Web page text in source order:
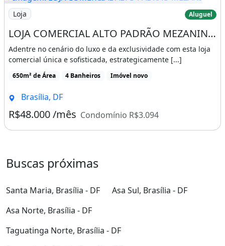
Imagem: LOJA COMERCIAL ALTO PADRÃO MEZANINO
Loja Aluguel
LOJA COMERCIAL ALTO PADRÃO MEZANINO 650M²
Adentre no cenário do luxo e da exclusividade com esta loja
comercial única e sofisticada, estrategicamente [...]
650m² de Área 4 Banheiros Imóvel novo
Brasília, DF
R$48.000 /mês Condomínio R$3.094
Buscas próximas
Santa Maria, Brasília - DF
Asa Sul, Brasília - DF
Asa Norte, Brasília - DF
Taguatinga Norte, Brasília - DF